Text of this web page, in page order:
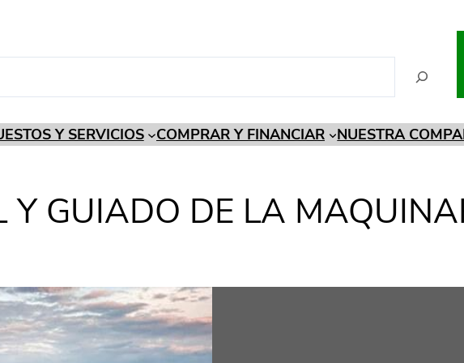
Y SERVICIOS COMPRAR Y FINANCIAR NUESTRA
Y GUIADO DE LA